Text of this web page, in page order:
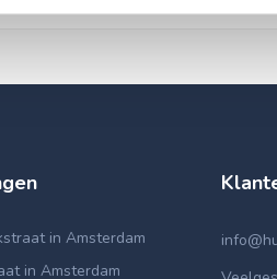
in Amsterdam
in Amsterdam